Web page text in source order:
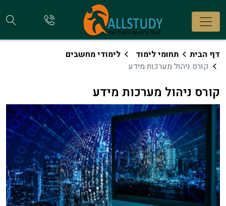
להתקשר
דף הבית תחומי לימוד
לימודי מחשבים
קורס ניהול מערכות מידע
קורס ניהול מערכות מידע